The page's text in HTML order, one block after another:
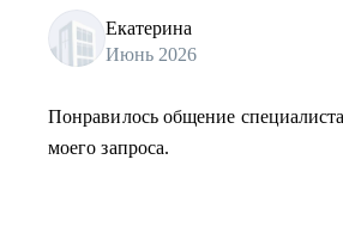
Екатерина
Июнь 2026
Понравилось общение
моего запроса.